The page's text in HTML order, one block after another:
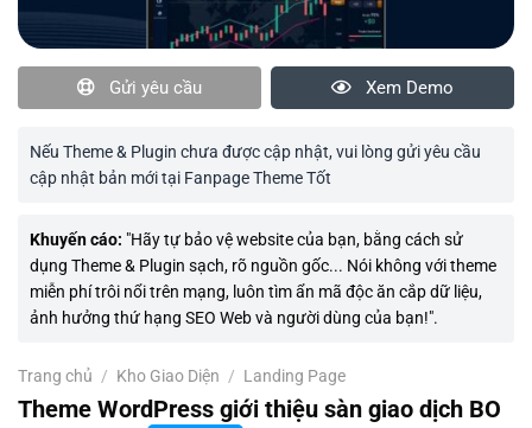
Gửi yêu cầu Xem Demo
Nếu Theme & Plugin chưa được cập nhật, vui lòng gửi yêu cầu
cập nhật bản mới tại Fanpage Theme Tốt
Khuyến cáo: "Hãy tự bảo vệ website của bạn, bằng cách sử
dụng Theme & Plugin sạch, rõ nguồn gốc... Nói không với theme
miễn phí trôi nổi trên mạng, luôn tìm ẩn mã độc ăn cắp dữ liệu,
ảnh hưởng thứ hạng SEO Web và người dùng của bạn!".
Trang chủ / Kho Giao Diện / Landing Page
Theme WordPress giới thiệu sàn giao dịch BO